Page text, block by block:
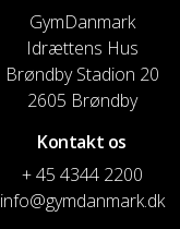
GymDanmark
Idrættens Hus
Brøndby Stadion 20
2605 Brøndby
Kontakt os
+ 45 4344 2200
info@gymdanmark.dk